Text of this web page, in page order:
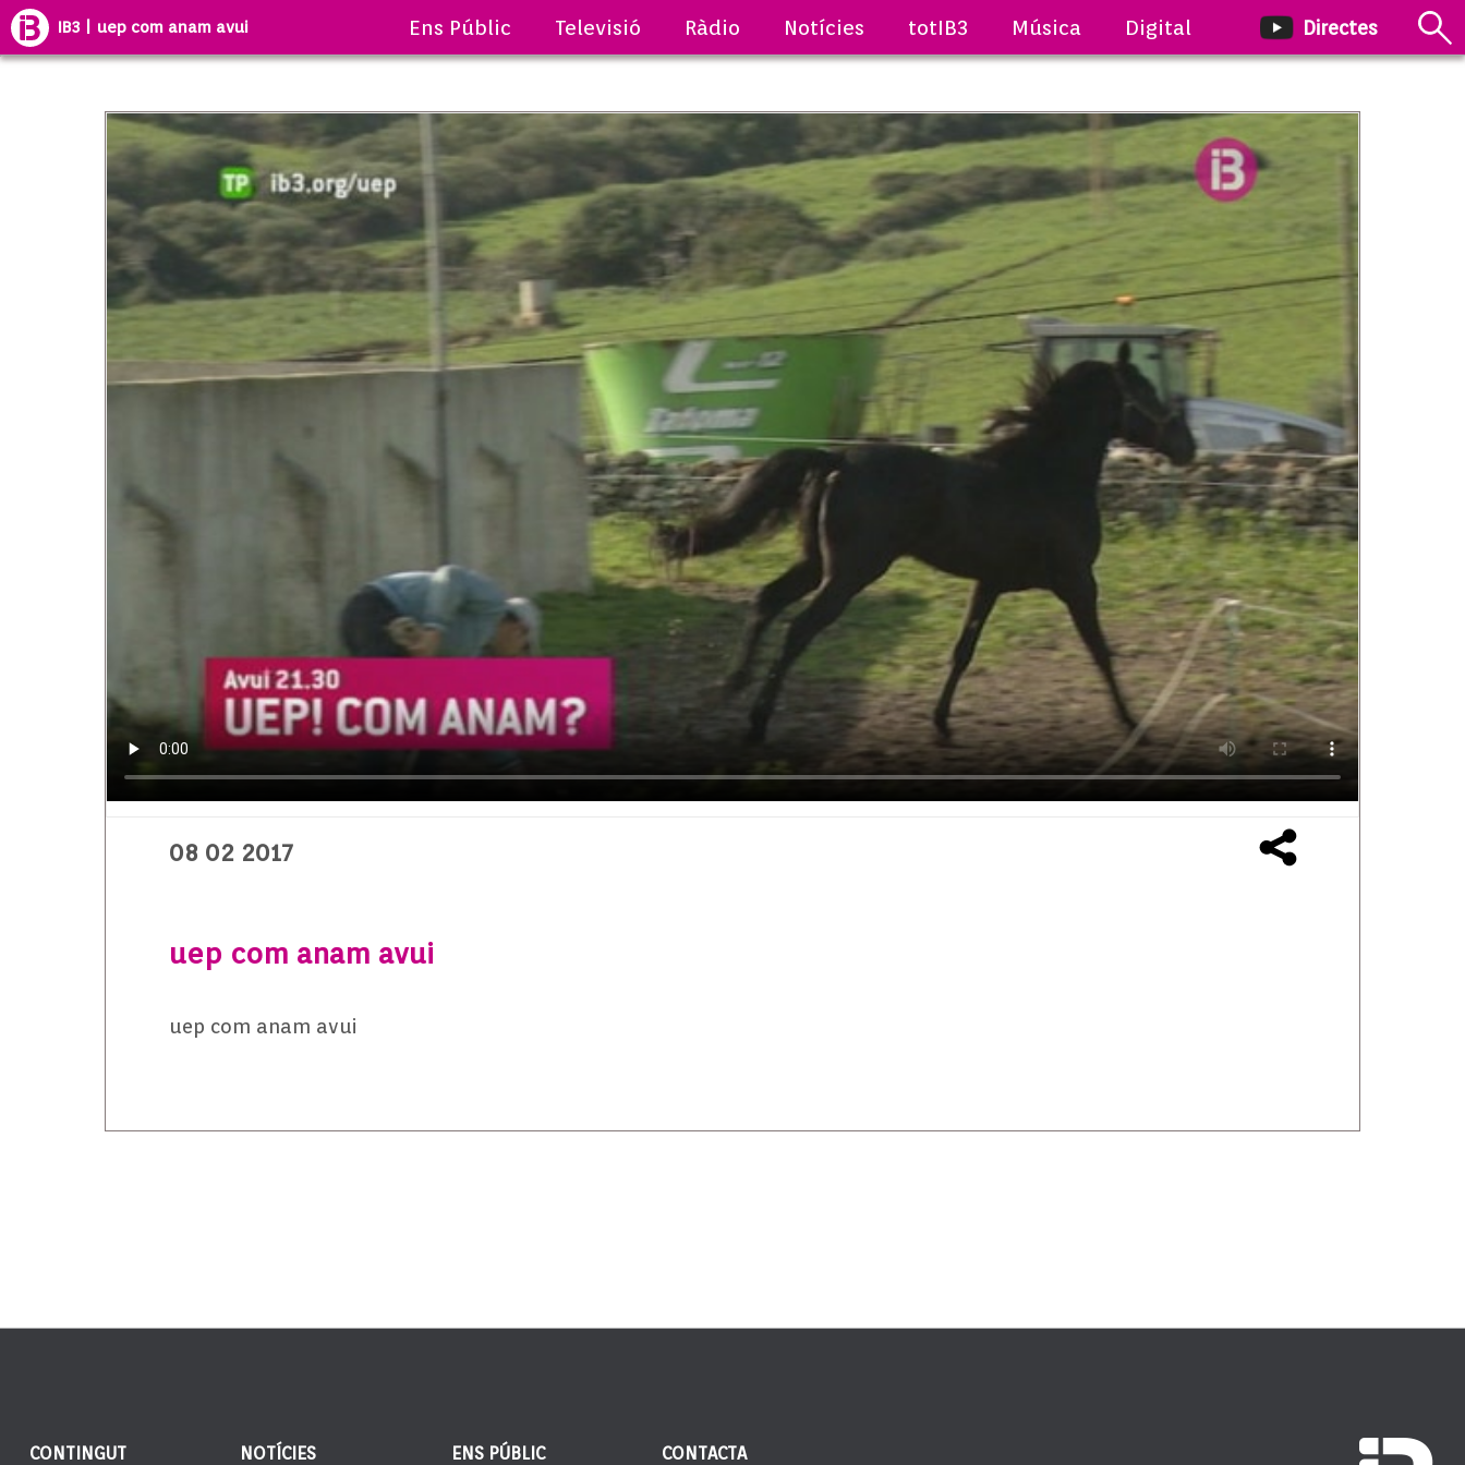
IB3 | uep com anam avui Ens Públic Televisió Ràdio Notícies totIB3 Música Digital Directes
08 02 2017
uep com anam avui
uep com anam avui
CONTINGUT NOTÍCIES ENS PÚBLIC CONTACTA